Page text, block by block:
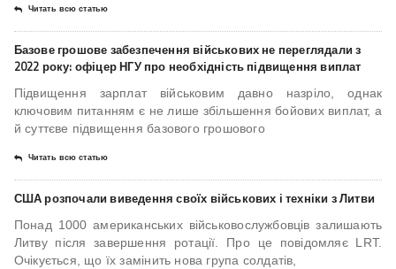
Читать всю статью
Базове грошове забезпечення військових не переглядали з
2022 року: офіцер НГУ про необхідність підвищення виплат
Підвищення зарплат військовим давно назріло, однак
ключовим питанням є не лише збільшення бойових виплат, а
й суттєве підвищення базового грошового
Читать всю статью
США розпочали виведення своїх військових і техніки з Литви
Понад 1000 американських військовослужбовців залишають
Литву після завершення ротації. Про це повідомляє LRT.
Очікується, що їх замінить нова група солдатів,